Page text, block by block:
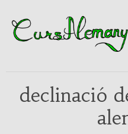
declinació